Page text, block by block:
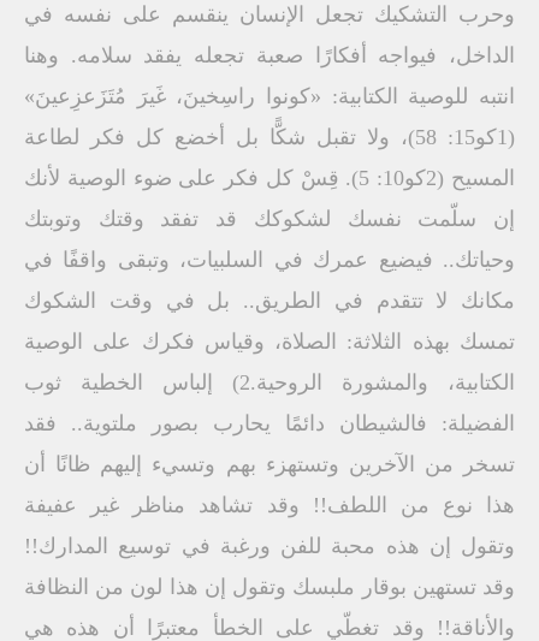
وحرب التشكيك تجعل الإنسان ينقسم على نفسه في
الداخل، فيواجه أفكارًا صعبة تجعله يفقد سلامه. وهنا
انتبه للوصية الكتابية: «كونوا راسِخينَ، غَيرَ مُتَزَعزِعينَ»
(1كو15: 58)، ولا تقبل شكًّا بل أخضع كل فكر لطاعة
المسيح (2كو10: 5). قِسْ كل فكر على ضوء الوصية لأنك
إن سلّمت نفسك لشكوكك قد تفقد وقتك وتوبتك
وحياتك.. فيضيع عمرك في السلبيات، وتبقى واقفًا في
مكانك لا تتقدم في الطريق.. بل في وقت الشكوك
تمسك بهذه الثلاثة: الصلاة، وقياس فكرك على الوصية
الكتابية، والمشورة الروحية.2) إلباس الخطية ثوب
الفضيلة: فالشيطان دائمًا يحارب بصور ملتوية.. فقد
تسخر من الآخرين وتستهزء بهم وتسيء إليهم ظانًا أن
هذا نوع من اللطف!! وقد تشاهد مناظر غير عفيفة
وتقول إن هذه محبة للفن ورغبة في توسيع المدارك!!
وقد تستهين بوقار ملبسك وتقول إن هذا لون من النظافة
والأناقة!! وقد تغطّي على الخطأ معتبرًا أن هذه هي